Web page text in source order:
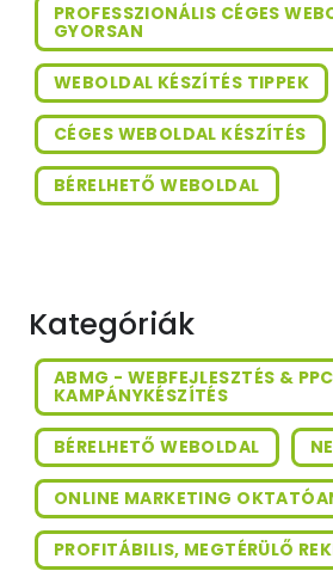
PROFESSZIONÁLIS CÉGES
GYORSAN
WEBOLDAL KÉSZÍTÉS TIPPEK
CÉGES WEBOLDAL KÉSZÍTÉS
BÉRELHETŐ WEBOLDAL
Kategóriák
ABMG - WEBFEJLESZTÉS & PPC
KAMPÁNYKÉSZÍTÉS
BÉRELHETŐ WEBOLDAL
ONLINE MARKETING
PROFITÁBILIS, MEGTÉRÜLŐ